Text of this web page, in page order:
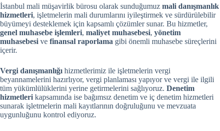
İstanbul mali müşavirlik bürosu olarak sunduğumuz mali danışmanlık
hizmetleri, işletmelerin mali durumlarını iyileştirmek ve sürdürülebilir
büyümeyi desteklemek için kapsamlı çözümler sunar. Bu hizmetler,
genel muhasebe işlemleri, maliyet muhasebesi, yönetim
muhasebesi ve finansal raporlama gibi önemli muhasebe süreçlerini
içerir.
Vergi danışmanlığı hizmetlerimiz ile işletmelerin vergi
beyannamelerini hazırlıyor, vergi planlaması yapıyor ve vergi ile ilgili
tüm yükümlülüklerini yerine getirmelerini sağlıyoruz. Denetim
hizmetleri kapsamında ise bağımsız denetim ve iç denetim hizmetleri
sunarak işletmelerin mali kayıtlarının doğruluğunu ve mevzuata
uygunluğunu kontrol ediyoruz.